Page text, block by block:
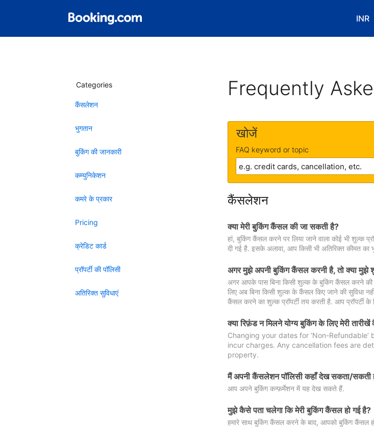
INR
Categories
कैंसलेशन
भुगतान
बुकिंग की जानकारी
कम्युनिकेशन
कमरे के प्रकार
Pricing
क्रेडिट कार्ड
प्रॉपर्टी की पॉलिसी
अतिरिक्त सुविधाएं
Frequently
खोजें
FAQ keyword or topic
कैंसलेशन
क्या मेरी बुकिंग कैंसल की जा सकती है?
हां, बुकिंग कैंसल करने पर लिया जाने वाला कोई भी शुल्क
दी गई है. इसके अलावा, आप किसी भी अतिरिक्त कीमत का
अगर मुझे अपनी बुकिंग कैंसल करनी है, तो क्या मुझे
अगर आपके पास बिना किसी शुल्क के बुकिंग कैंसल करने
लिए अब बिना किसी शुल्क के कैंसल किए जाने की सुविधा
कैंसल करने का शुल्क प्रॉपर्टी तय करती है. आप प्रॉपर्टी के
क्या रिफ़ंड न मिलने योग्य बुकिंग के लिए मेरी
Changing your dates for ‘Non-
incur charges. Any cancellation fees are
property.
मैं अपनी कैंसलेशन पॉलिसी कहाँ देख सकता/सकती
आप अपने बुकिंग कन्फ़र्मेशन में यह देख सकते हैं.
मुझे कैसे पता चलेगा कि मेरी बुकिंग कैंसल हो गई है?
हमारे साथ बुकिंग कैंसल करने के बाद, आपको बुकिंग कैंसल